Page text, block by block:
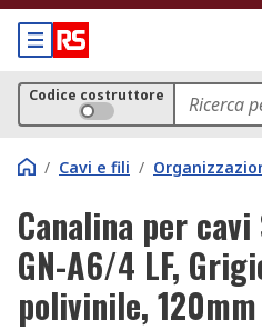
Codice costruttore
/ Cavi e fili /
Canalina per
GN-A6/4 LF,
polivinile,